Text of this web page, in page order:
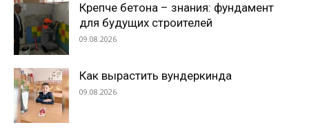
Крепче бетона – знания: фундамент
для будущих строителей
09.08.2026
Как вырастить вундеркинда
09.08.2026